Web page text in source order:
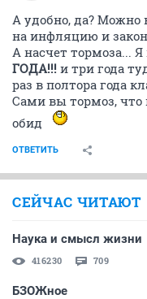
А удобно, да? Можно
на инфляцию и
А насчет тормоза...
ГОДА!!! и три года
раз в полтора года
Сами вы тормоз, что
обид
ОТВЕТИТЬ
СЕЙЧАС ЧИТАЮТ
Наука и смысл жизни
416230 709
БЗОЖное